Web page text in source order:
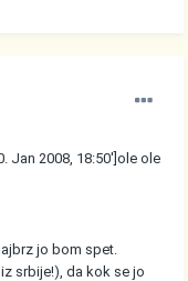
Jan 2008, 18:50']ole ole
jo bom spet.
srbije!), da kok se jo